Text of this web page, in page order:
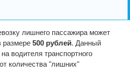
лишнего пассажира может
500 рублей. Данный
водителя транспортного
количества "лишних"